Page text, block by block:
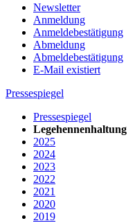
Newsletter
Anmeldung
Anmeldebestätigung
Abmeldung
Abmeldebestätigung
E-Mail existiert
Pressespiegel
Pressespiegel
Legehennenhaltung
2025
2024
2023
2022
2021
2020
2019